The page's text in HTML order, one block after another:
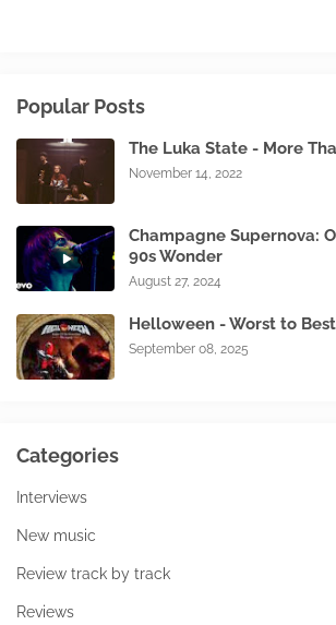
Popular Posts
The Luka State - More
November 14, 2022
Champagne Supernova:
90s Wonder
August 27, 2024
Helloween - Worst to Best
September 08, 2025
Categories
Interviews
New music
Review track by track
Reviews